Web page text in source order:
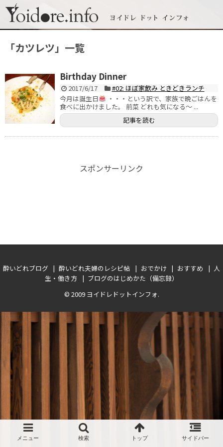
「カツレツ」 一覧
Birthday Dinner
2017/6/17
#02: ほぼ家飲み ときどきランチ
今月は誕生日
・・・という訳で、家族で晩ごはんを
食べに出かけました。 前菜 どれも気になる〜 ...
記事を読む
スポンサーリンク
酔いどれブログ 酔いどれ夫婦のレシピ帖 おでかけ おすすめ
人
生・働き方
ブログのはじめかた（備忘録）
© 2009 ヨイドレドットインフォ.